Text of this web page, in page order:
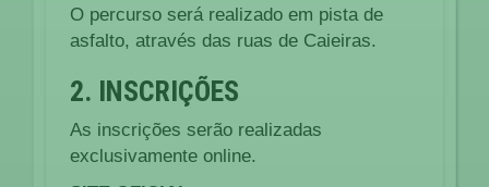
O percurso será realizado em pista de
asfalto, através das ruas de Caieiras.
2. INSCRIÇÕES
As inscrições serão realizadas
exclusivamente online.